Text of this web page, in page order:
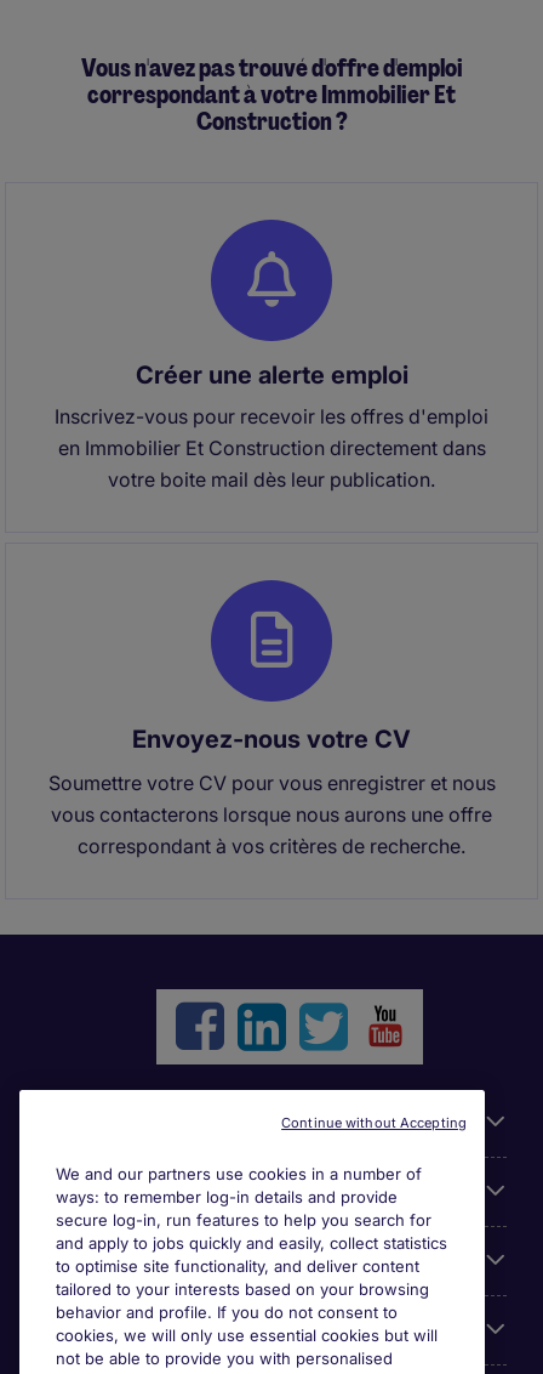
Vous n'avez pas trouvé d'offre d'emploi
correspondant à votre Immobilier Et
Construction ?
Créer une alerte emploi
Inscrivez-vous pour recevoir les offres d'emploi
en Immobilier Et Construction directement dans
votre boite mail dès leur publication.
Envoyez-nous votre CV
Soumettre votre CV pour vous enregistrer et nous
vous contacterons lorsque nous aurons une offre
correspondant à vos critères de recherche.
Parcourir nos offres
Cookie settings
Espace Entreprises
We and our partners use cookies in a number of
ways: to remember log-in details and provide
secure log-in, run features to help you search for
and apply to jobs quickly and easily, collect statistics
to optimise site functionality, and deliver content
tailored to your interests based on your browsing
behavior and profile. If you do not consent to
cookies, we will only use essential cookies but will
not be able to provide you with personalised
Continue without Accepting